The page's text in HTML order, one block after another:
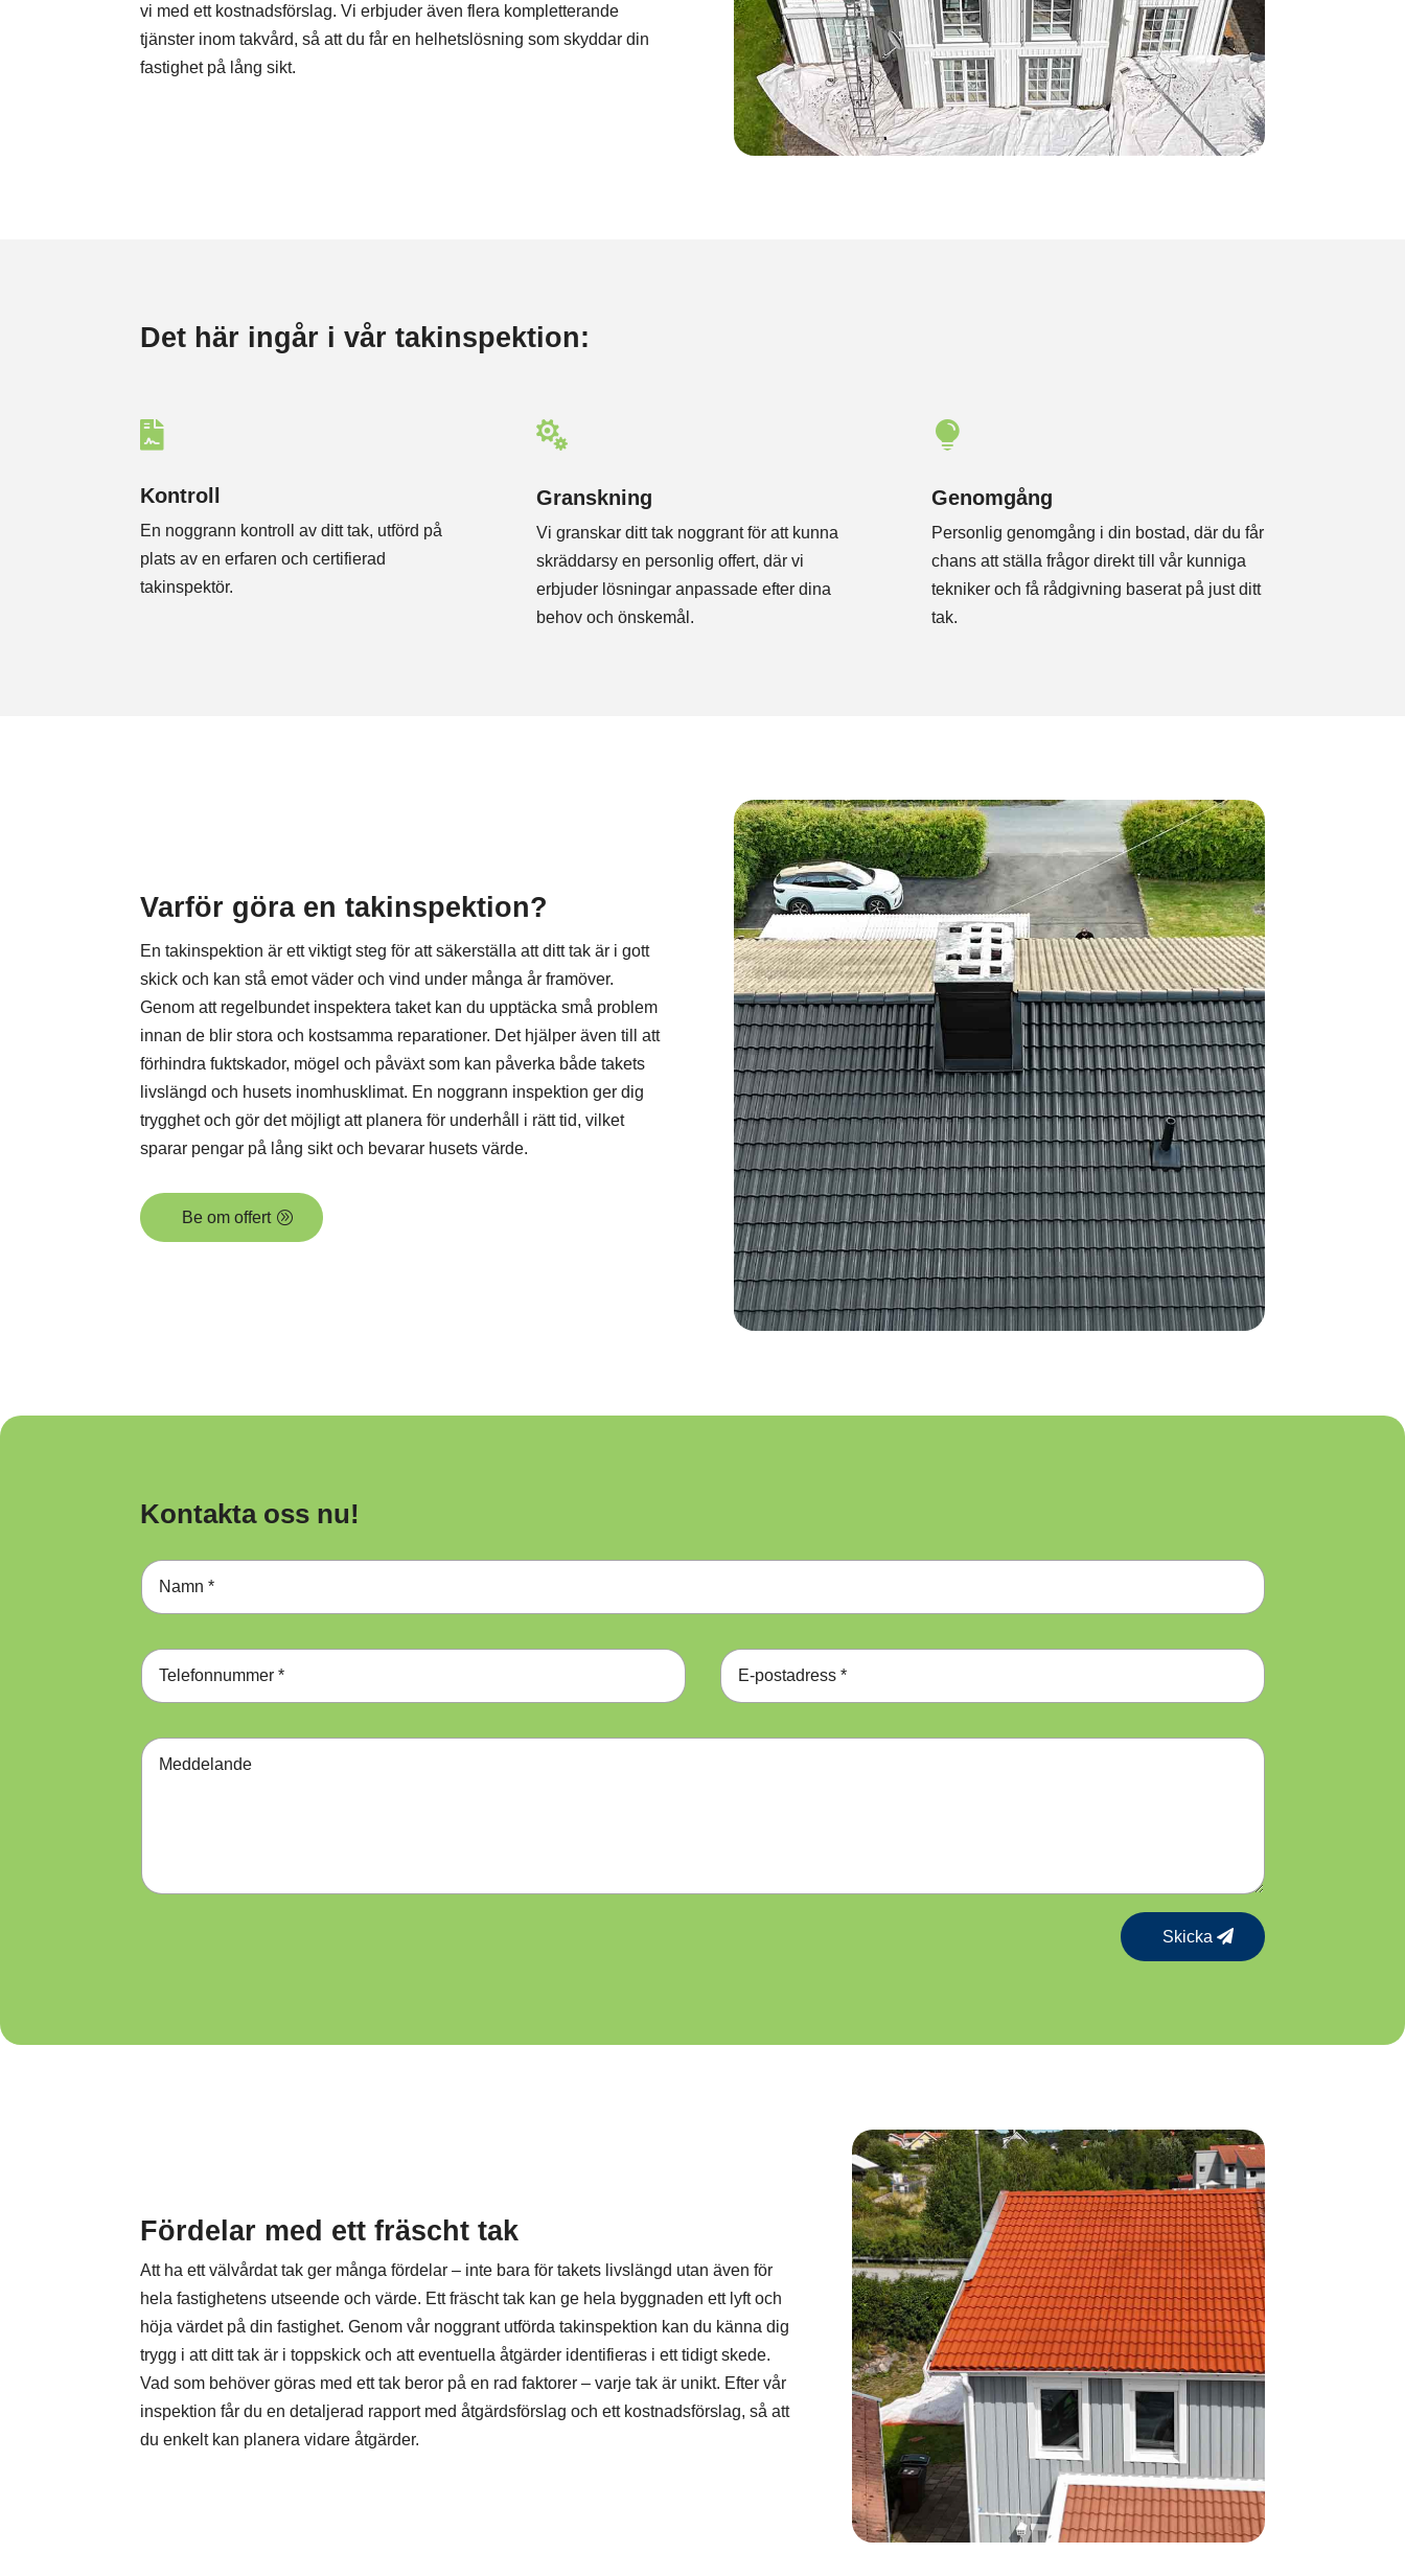
vi med ett kostnadsförslag. Vi erbjuder även flera kompletterande
tjänster inom takvård, så att du får en helhetslösning som skyddar din
fastighet på lång sikt.
Det här ingår i vår takinspektion:

Kontroll
En noggrann kontroll av ditt tak, utförd på
plats av en erfaren och certifierad
takinspektör.

Granskning
Vi granskar ditt tak noggrant för att kunna
skräddarsy en personlig offert, där vi
erbjuder lösningar anpassade efter dina
behov och önskemål.

Genomgång
Personlig genomgång i din bostad, där du får
chans att ställa frågor direkt till vår kunniga
tekniker och få rådgivning baserat på just ditt
tak.
Varför göra en takinspektion?
En takinspektion är ett viktigt steg för att säkerställa att ditt tak är i gott
skick och kan stå emot väder och vind under många år framöver.
Genom att regelbundet inspektera taket kan du upptäcka små problem
innan de blir stora och kostsamma reparationer. Det hjälper även till att
förhindra fuktskador, mögel och påväxt som kan påverka både takets
livslängd och husets inomhusklimat. En noggrann inspektion ger dig
trygghet och gör det möjligt att planera för underhåll i rätt tid, vilket
sparar pengar på lång sikt och bevarar husets värde.
Be om offert
Kontakta oss nu!
Skicka
Fördelar med ett fräscht tak
Att ha ett välvårdat tak ger många fördelar – inte bara för takets livslängd utan även för
hela fastighetens utseende och värde. Ett fräscht tak kan ge hela byggnaden ett lyft och
höja värdet på din fastighet. Genom vår noggrant utförda takinspektion kan du känna dig
trygg i att ditt tak är i toppskick och att eventuella åtgärder identifieras i ett tidigt skede.
Vad som behöver göras med ett tak beror på en rad faktorer – varje tak är unikt. Efter vår
inspektion får du en detaljerad rapport med åtgärdsförslag och ett kostnadsförslag, så att
du enkelt kan planera vidare åtgärder.